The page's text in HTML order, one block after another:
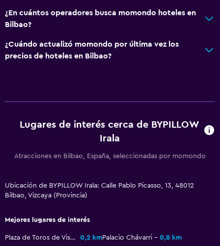
Habitación
Perchero
Minibar
Limpieza diaria
Cámaras CCTV en zonas comunes
Servicios y facilidades
¿En cuántos operadores busca momondo hoteles en
Bilbao?
¿Cuándo actualizó momondo por última vez los
precios de hoteles en Bilbao?
Lugares de interés cerca de BYPILLOW
Irala
Atracciones en Bilbao, España, seleccionadas por momondo
Ubicación de BYPILLOW Irala: Calle Pablo Picasso, 13, 48012
Bilbao, Vizcaya (Provincia)
Mejores lugares de interés
Plaza de Toros de Vista Alegre 0,2 kmPalacio Chávarri
0,8 km